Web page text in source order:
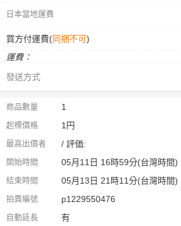
日本當地運費
買方付運費(同捆不可)
運費：
發送方式
商品數量 1
起標價格 1円
最高出價者 / 評価:
開始時間 05月11日 16時59分(台灣時間)
結束時間 05月13日 21時11分(台灣時間)
拍賣編號 p1229550476
自動延長 有